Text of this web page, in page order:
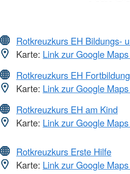
Rotkreuzkurs EH Bildungs-
Karte: Link zur Google
Rotkreuzkurs EH
Karte: Link zur Google
Rotkreuzkurs EH am Kind
Karte: Link zur Google
Rotkreuzkurs Erste Hilfe
Karte: Link zur Google